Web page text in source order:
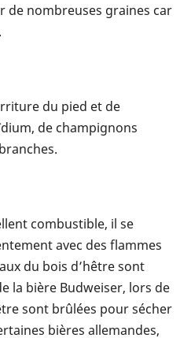
de nombreuses graines car
du pied et de
de champignons
combustible, il se
avec des flammes
du bois d’hêtre sont
la bière Budweiser, lors de
sont brûlées pour sécher
bières allemandes,